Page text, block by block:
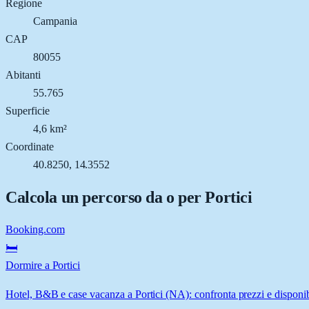
Regione
Campania
CAP
80055
Abitanti
55.765
Superficie
4,6 km²
Coordinate
40.8250, 14.3552
Calcola un percorso da o perPortici
Booking.com
🛏️
Dormire a Portici
Hotel, B&B e case vacanza a Portici (NA): confronta prezzi e